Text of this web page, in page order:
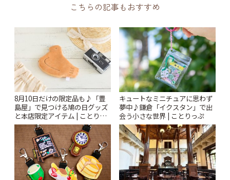
こちらの記事もおすすめ
8月10日だけの限定品も♪「豊
島屋」で見つける鳩の日グッズ
と本店限定アイテム | ことりっ
ぷ
キュートなミニチュアに思わず
夢中♪鎌倉「イクスタン」で出
会う小さな世界 | ことりっぷ